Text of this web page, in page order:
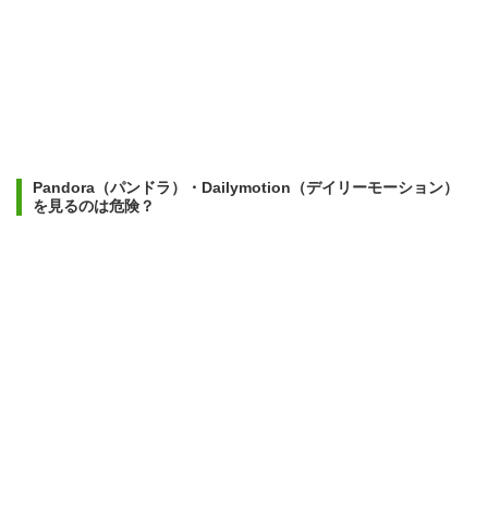
Pandora（パンドラ）・Dailymotion（デイリーモーション）
を見るのは危険？